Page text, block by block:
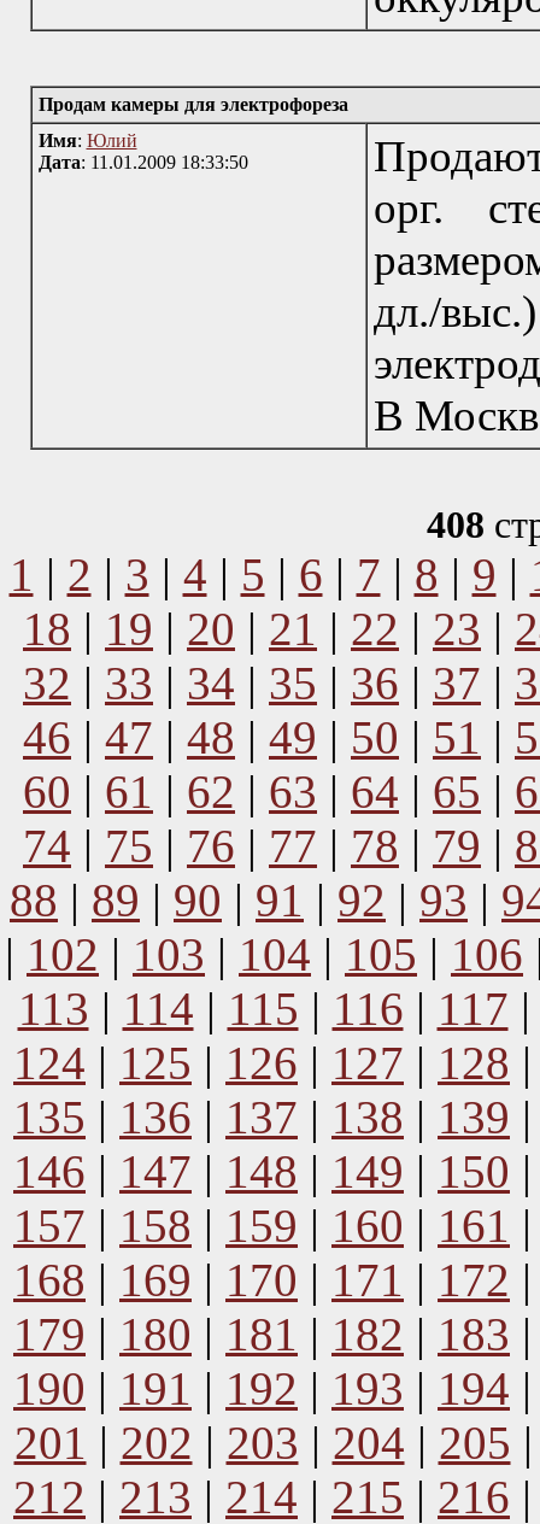
Продам камеры для электрофореза
Имя: Юлий
Дата: 11.01.2009 18:33:50
орг.
дл./
В
408
1 | 2 | 3 | 4 | 5 | 6 | 7 | 8 | 9 |
18 | 19 | 20 | 21 | 22 | 23 |
32 | 33 | 34 | 35 | 36 | 37 |
46 | 47 | 48 | 49 | 50 | 51 |
60 | 61 | 62 | 63 | 64 | 65 |
74 | 75 | 76 | 77 | 78 | 79 |
88 | 89 | 90 | 91 | 92 | 93 |
| 102 | 103 | 104 | 105 | 106
113 | 114 | 115 | 116 | 117
124 | 125 | 126 | 127 | 128
135 | 136 | 137 | 138 | 139
146 | 147 | 148 | 149 | 150
157 | 158 | 159 | 160 | 161
168 | 169 | 170 | 171 | 172
179 | 180 | 181 | 182 | 183
190 | 191 | 192 | 193 | 194
201 | 202 | 203 | 204 | 205
212 | 213 | 214 | 215 | 216